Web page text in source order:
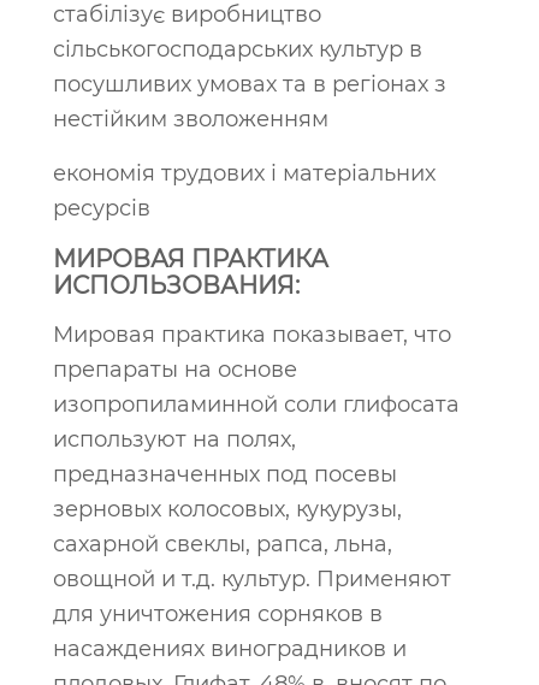
стабілізує виробництво
сільськогосподарських культур в
посушливих умовах та в регіонах з
нестійким зволоженням
економія трудових і матеріальних
ресурсів
МИРОВАЯ ПРАКТИКА
ИСПОЛЬЗОВАНИЯ:
Мировая практика показывает, что
препараты на основе
изопропиламинной соли глифосата
используют на полях,
предназначенных под посевы
зерновых колосовых, кукурузы,
сахарной свеклы, рапса, льна,
овощной и т.д. культур. Применяют
для уничтожения сорняков в
насаждениях виноградников и